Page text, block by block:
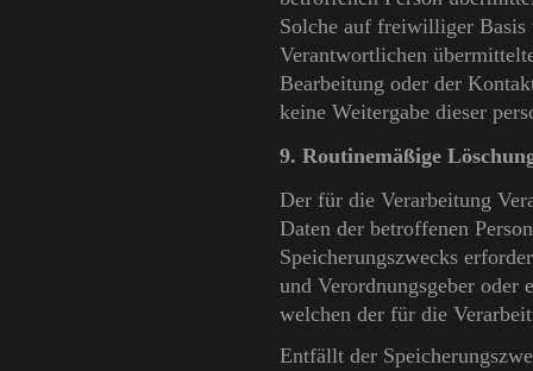
Solche auf freiwilliger Basis
Verantwortlichen
Bearbeitung oder der
keine Weitergabe dieser
9. Routinemäßige
Der für die Verarbeitung
Daten der betroffenen
Speicherungszwecks
und Verordnungsgeber oder
welchen der für die
Entfällt der